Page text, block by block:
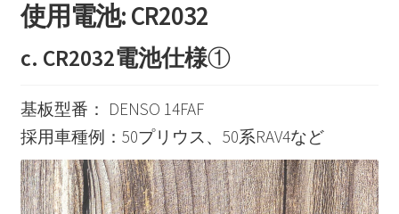
使用電池: CR2032
c. CR2032電池仕様①
基板型番： DENSO 14FAF
採用車種例：50プリウス、50系RAV4など